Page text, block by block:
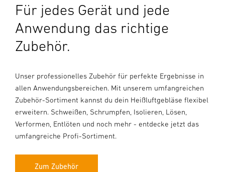
Für jedes Gerät und jede
Anwendung das richtige
Zubehör.
Unser professionelles Zubehör für perfekte Ergebnisse in
allen Anwendungsbereichen. Mit unserem umfangreichen
Zubehör-Sortiment kannst du dein Heißluftgebläse flexibel
erweitern. Schweißen, Schrumpfen, Isolieren, Lösen,
Verformen, Entlöten und noch mehr - entdecke jetzt das
umfangreiche Profi-Sortiment.
Zum Zubehör